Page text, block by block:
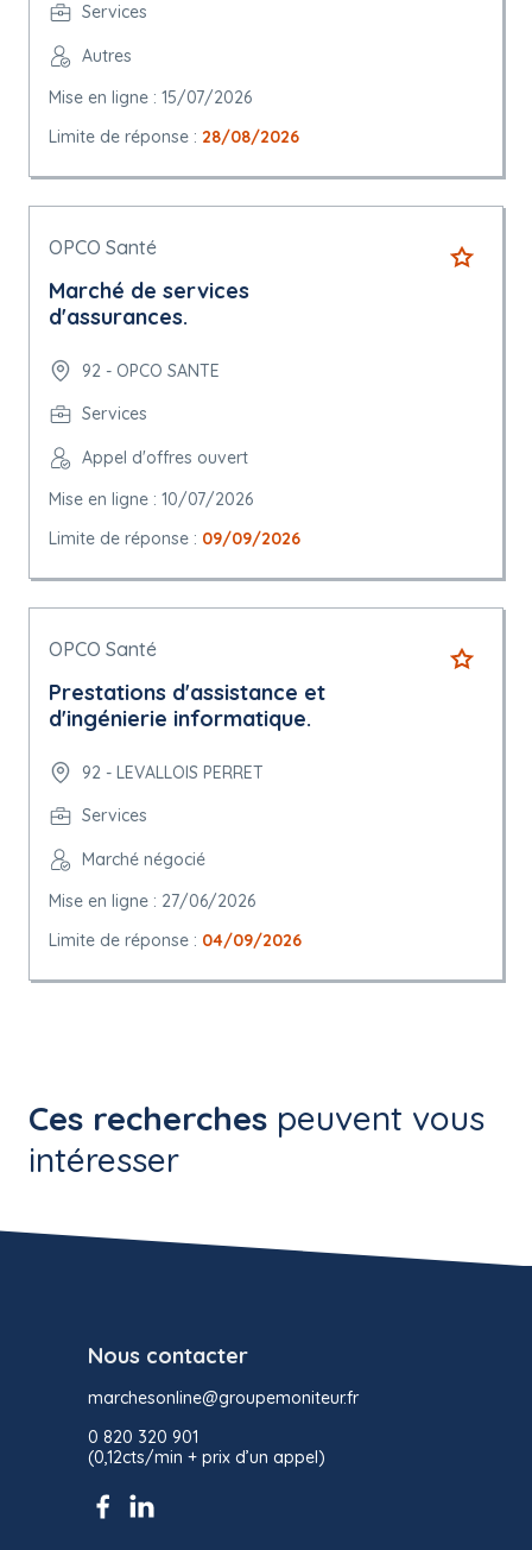
Services
Autres
Mise en ligne : 15/07/2026
Limite de réponse : 28/08/2026
OPCO Santé
Marché de services
d'assurances.
92 - OPCO SANTE
Services
Appel d'offres ouvert
Mise en ligne : 10/07/2026
Limite de réponse : 09/09/2026
OPCO Santé
Prestations d'assistance et
d'ingénierie informatique.
92 - LEVALLOIS PERRET
Services
Marché négocié
Mise en ligne : 27/06/2026
Limite de réponse : 04/09/2026
Ces recherches peuvent vous
intéresser
Nous contacter
marchesonline@groupemoniteur.fr
0 820 320 901
(0,12cts/min + prix d’un appel)